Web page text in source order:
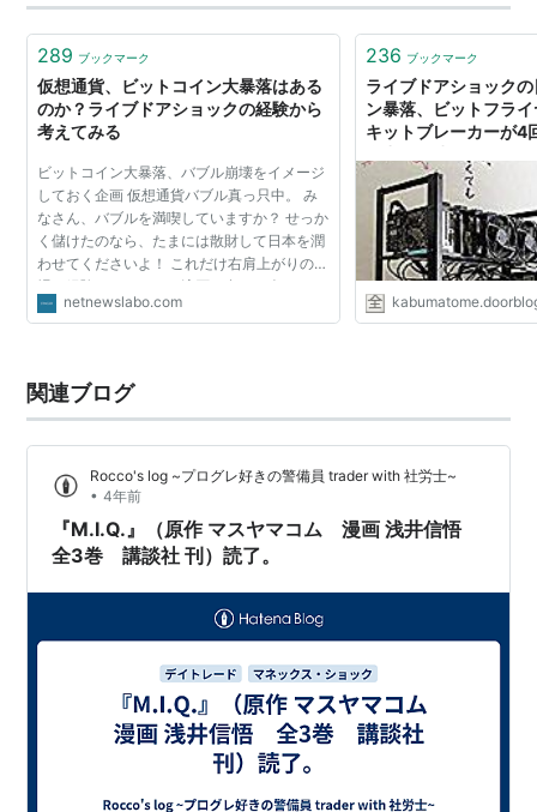
289 ブックマーク
仮想通貨、ビットコイン大暴落はある
のか？ライブドアショックの経験から
考えてみる
ビットコイン大暴落、バブル崩壊をイメージ
しておく企画 仮想通貨バブル真っ只中。 み
なさん、バブルを満喫していますか？ せっか
く儲けたのなら、たまには散財して日本を潤
わせてくださいよ！ これだけ右肩上がりの相
場を経験していると、流石に多くの人はそろ
そろ心配になってきます。 どこかで仮想通
netnewslabo.com
236 ブックマーク
ライブドアショック
ン暴落、ビットフラ
キットブレーカーが4
関連ブログ
Rocco's log ~プログレ好きの警備員 trader with 社労士~
• 4年前
『M.I.Q.』（原作 マスヤマコム 漫画 浅井信悟
全3巻 講談社 刊）読了。